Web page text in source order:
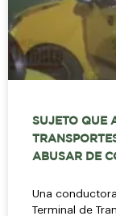
SUJETO QUE
ABUSAR DE
Una
Terminal de